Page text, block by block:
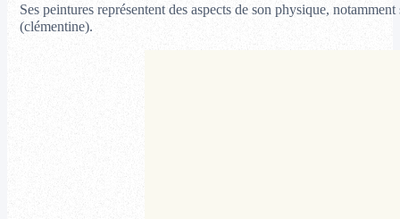
Ses peintures représentent des aspects de son physique,
(clémentine).